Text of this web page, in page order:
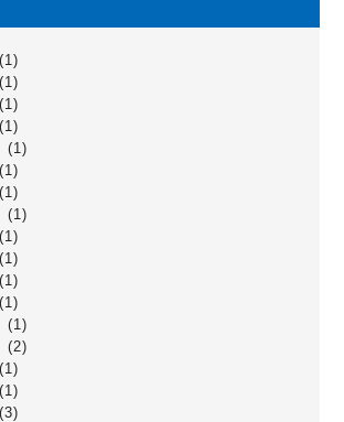
(1)
(1)
(1)
(1)
(1)
(1)
(1)
(1)
(1)
(1)
(1)
(1)
(1)
(2)
(1)
(1)
(3)